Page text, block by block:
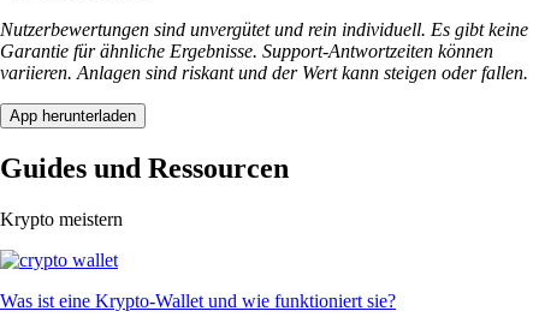
Nutzerbewertungen sind unvergütet und rein individuell. Es gibt keine
Garantie für ähnliche Ergebnisse. Support-Antwortzeiten können
variieren. Anlagen sind riskant und der Wert kann steigen oder fallen.
App herunterladen
Guides und Ressourcen
Krypto meistern
Was ist eine Krypto-Wallet und wie funktioniert sie?